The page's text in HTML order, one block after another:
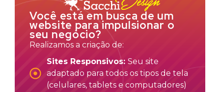
Você está em busca de um
website para impulsionar o
seu negócio?
Realizamos a criação de:
Sites Responsivos: Seu site
adaptado para todos os tipos de tela
(celulares, tablets e computadores)